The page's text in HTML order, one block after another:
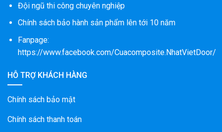
Đội ngũ thi công chuyên nghiệp
Chính sách bảo hành sản phẩm lên tới 10 năm
Fanpage:
https://www.facebook.com/Cuacomposite.NhatVietDoor/
HỖ TRỢ KHÁCH HÀNG
Chính sách bảo mật
Chính sách thanh toán